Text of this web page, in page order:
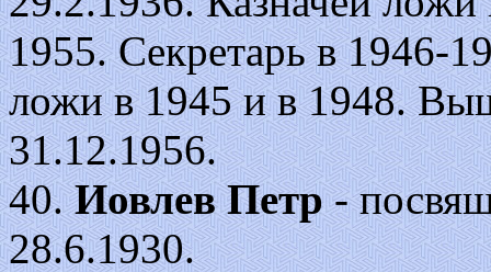
1955. Секретарь в 1946-
ложи в 1945 и в 1948.
31.12.1956.
40.Иовлев Петр-
28.6.1930.